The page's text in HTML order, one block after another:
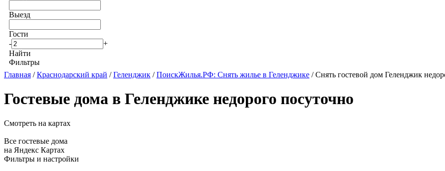
Выезд
Гости
-
+
Найти
Фильтры
Главная /Краснодарский край /Геленджик /ПоискЖилья.РФ: Снять жилье в Геленджике / Снять гостевой дом Геленджик
Гостевые дома в Геленджике недорого посуточно
Смотреть на картах
Все гостевые дома
на Яндекс Картах
Фильтры и настройки